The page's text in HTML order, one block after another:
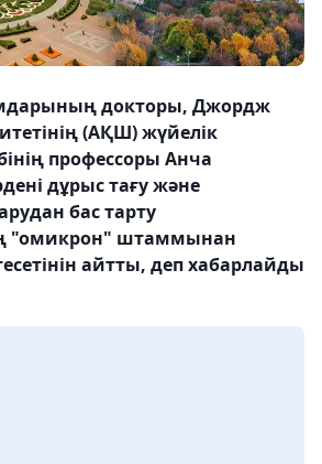
докторы, Джордж
(АҚШ) жүйелік
профессоры Анча
дұрыс тағу және
бас тарту
"омикрон" штаммынан
айтты, деп хабарлайды